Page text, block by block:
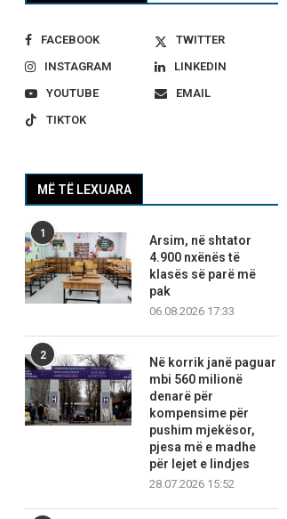
FACEBOOK
TWITTER
INSTAGRAM
LINKEDIN
YOUTUBE
EMAIL
TIKTOK
MË TË LEXUARA
1
Arsim, në shtator
4.900 nxënës të
klasës së parë më
pak
06.08.2026 17:33
2
Në korrik janë paguar
mbi 560 milionë
denarë për
kompensime për
pushim mjekësor,
pjesa më e madhe
për lejet e lindjes
28.07.2026 15:52